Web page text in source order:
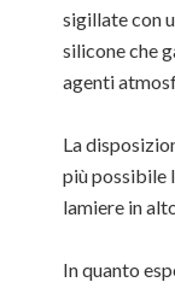
sigillate con
silicone che
agenti
La
più possibile
lamiere in
In quanto